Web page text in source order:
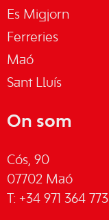
Es Migjorn
Ferreries
Maó
Sant Lluís
On som
Cós, 90
07702 Maó
T: +34 971 364 773